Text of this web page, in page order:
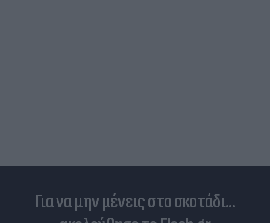
Για να μην μένεις στο σκοτάδι...